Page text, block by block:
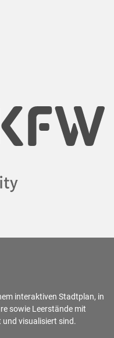
interaktiven Stadtplan, in
sowie Leerstände mit
visualisiert sind.